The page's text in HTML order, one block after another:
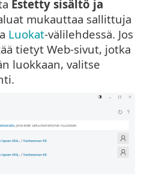
Estetty sisältö ja
mukauttaa sallittuja
Luokat-välilehdessä. Jos
tietyt Web-sivut, jotka
luokkaan, valitse